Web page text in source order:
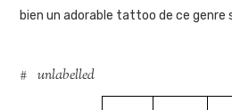
bien un adorable tattoo de ce genre
unlabelled